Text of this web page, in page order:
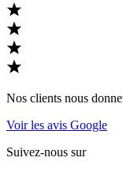
Nos clients nous
Voir les avis Google
Suivez-nous sur